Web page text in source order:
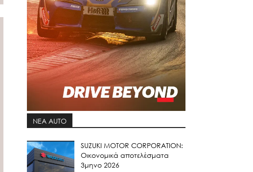
ΝΕΑ AUTO
SUZUKI MOTOR CORPORATION:
Οικονομικά αποτελέσματα
3μηνο 2026